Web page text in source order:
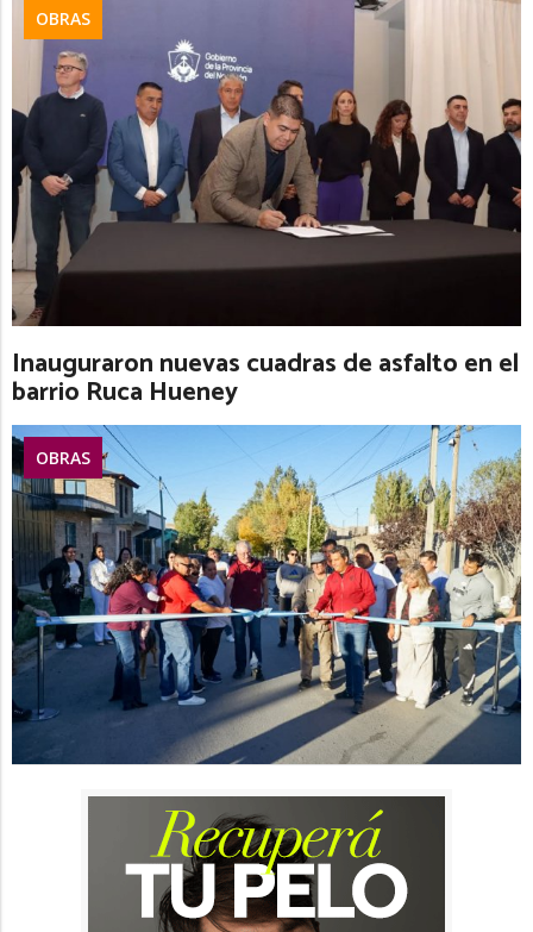
OBRAS
Inauguraron nuevas cuadras de asfalto en el
barrio Ruca Hueney
OBRAS